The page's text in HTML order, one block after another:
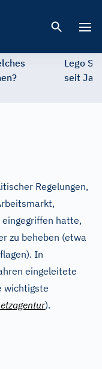
Lego
seit
Regelungen,
hatte,
zu beheben (etwa
In
eingeleitete
wichtigste
).